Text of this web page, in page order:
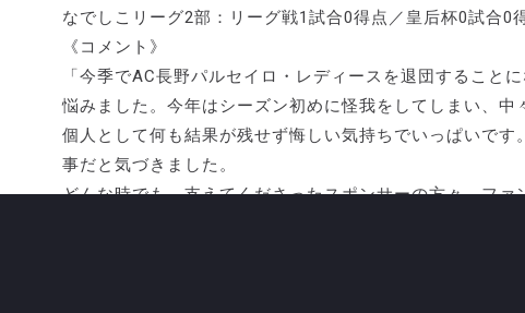
なでしこリーグ2部：リーグ戦1試合0得点／皇后杯0試合0
《コメント》
「今季でAC長野パルセイロ・レディースを退団すること
悩みました。今年はシーズン初めに怪我をしてしまい、
個人として何も結果が残せず悔しい気持ちでいっぱいで
事だと気づきました。
どんな時でも、支えてくださったスポンサーの方々、フ